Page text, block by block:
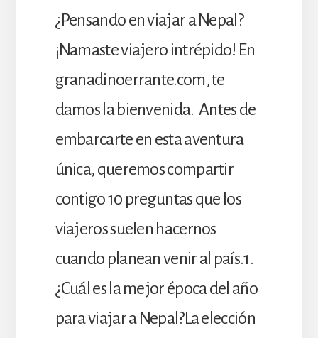
¿Pensando en viajar a Nepal?
¡Namaste viajero intrépido! En
granadinoerrante.com, te
damos la bienvenida. Antes de
embarcarte en esta aventura
única, queremos compartir
contigo 10 preguntas que los
viajeros suelen hacernos
cuando planean venir al país.1.
¿Cuál es la mejor época del año
para viajar a Nepal?La elección